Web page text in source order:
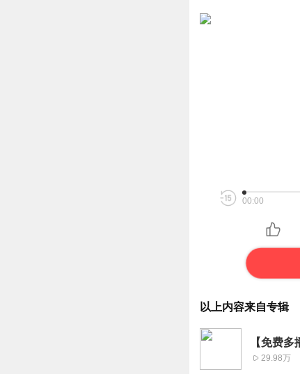
00:00
以上内容来自专辑
【免费
29.98万